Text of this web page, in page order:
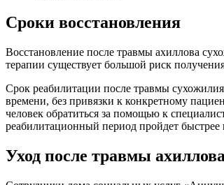
Сроки восстановления
Восстановление после травмы ахиллова
терапии существует большой риск
Срок реабилитации после травмы сухожилия
времени, без привязки к конкретному
человек обратиться за помощью к
реабилитационный период пройдет быстрее
Уход после травмы